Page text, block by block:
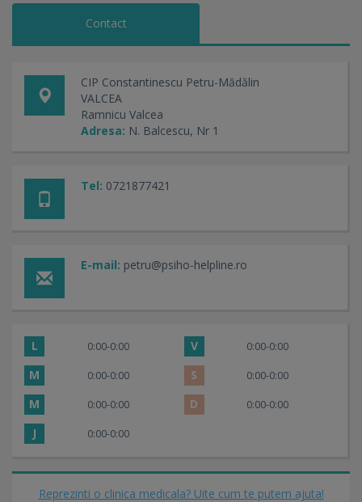
Contact
CIP Constantinescu Petru-Mădălin
VALCEA
Ramnicu Valcea
Adresa: N. Balcescu, Nr 1
Tel: 0721877421
E-mail: petru@psiho-helpline.ro
L 0:00-0:00 V 0:00-0:00
M 0:00-0:00 S 0:00-0:00
M 0:00-0:00 D 0:00-0:00
J 0:00-0:00
Reprezinti o clinica medicala? Uite cum te putem ajuta!